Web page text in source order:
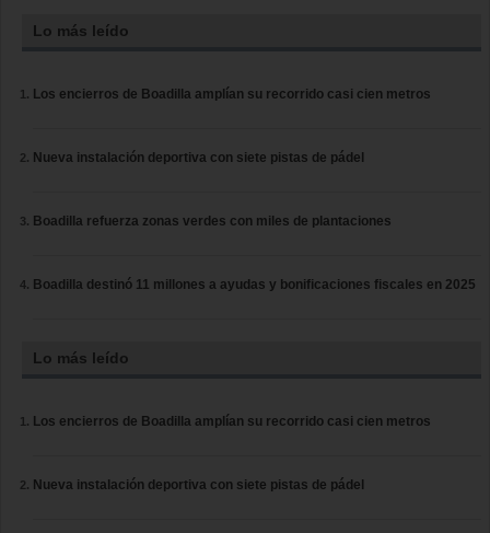
Lo más leído
Los encierros de Boadilla amplían su recorrido casi cien metros
Nueva instalación deportiva con siete pistas de pádel
Boadilla refuerza zonas verdes con miles de plantaciones
Boadilla destinó 11 millones a ayudas y bonificaciones fiscales en 2025
Lo más leído
Los encierros de Boadilla amplían su recorrido casi cien metros
Nueva instalación deportiva con siete pistas de pádel